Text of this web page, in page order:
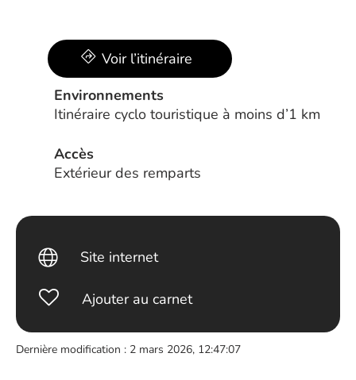
Voir l’itinéraire
Environnements
Itinéraire cyclo touristique à moins d’1 km
Accès
Extérieur des remparts
Site internet
Ajouter au carnet
Dernière modification : 2 mars 2026, 12:47:07